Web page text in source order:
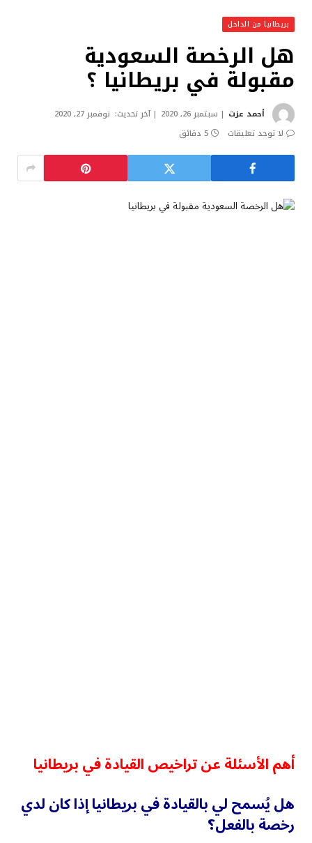
بريطانيا من الداخل
هل الرخصة السعودية
مقبولة في بريطانيا ؟
أحمد عزت سبتمبر 26, 2020 آخر تحديث: نوفمبر 27, 2020
لا توجد تعليقات
5 دقائق
أهم الأسئلة عن تراخيص القيادة في بريطانيا
هل يُسمح لي بالقيادة في بريطانيا إذا كان لدي
رخصة بالفعل؟